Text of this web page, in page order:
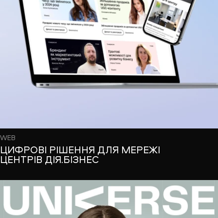
WEB
ЦИФРОВІ РІШЕННЯ ДЛЯ МЕРЕЖІ
ЦЕНТРІВ ДІЯ.БІЗНЕС